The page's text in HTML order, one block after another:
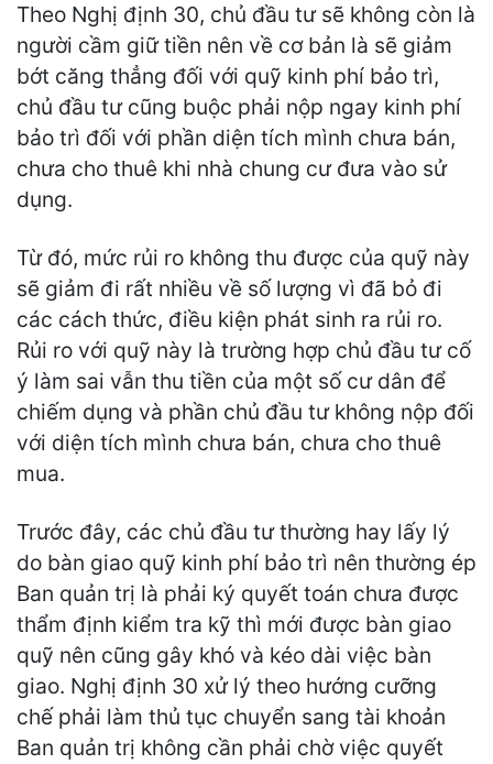
Theo Nghị định 30, chủ đầu tư sẽ không còn là
người cầm giữ tiền nên về cơ bản là sẽ giảm
bớt căng thẳng đối với quỹ kinh phí bảo trì,
chủ đầu tư cũng buộc phải nộp ngay kinh phí
bảo trì đối với phần diện tích mình chưa bán,
chưa cho thuê khi nhà chung cư đưa vào sử
dụng.
Từ đó, mức rủi ro không thu được của quỹ này
sẽ giảm đi rất nhiều về số lượng vì đã bỏ đi
các cách thức, điều kiện phát sinh ra rủi ro.
Rủi ro với quỹ này là trường hợp chủ đầu tư cố
ý làm sai vẫn thu tiền của một số cư dân để
chiếm dụng và phần chủ đầu tư không nộp đối
với diện tích mình chưa bán, chưa cho thuê
mua.
Trước đây, các chủ đầu tư thường hay lấy lý
do bàn giao quỹ kinh phí bảo trì nên thường ép
Ban quản trị là phải ký quyết toán chưa được
thẩm định kiểm tra kỹ thì mới được bàn giao
quỹ nên cũng gây khó và kéo dài việc bàn
giao. Nghị định 30 xử lý theo hướng cưỡng
chế phải làm thủ tục chuyển sang tài khoản
Ban quản trị không cần phải chờ việc quyết